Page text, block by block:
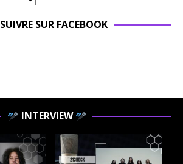
SUIVRE SUR FACEBOOK
INTERVIEW